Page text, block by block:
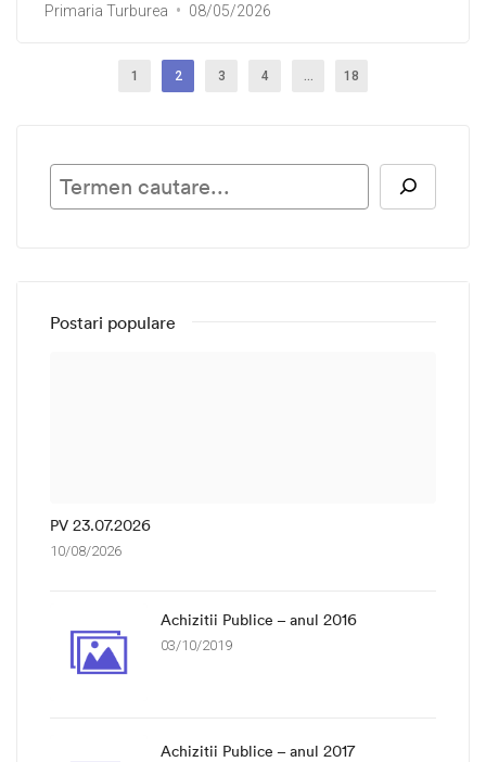
Primaria Turburea 08/05/2026
1 2 3 4 18
Postari populare
PV 23.07.2026
10/08/2026
Achizitii Publice – anul 2016
03/10/2019
Achizitii Publice – anul 2017